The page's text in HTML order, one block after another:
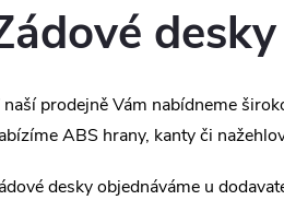
desky
naší prodejně Vám nabídneme
ABS hrany, kanty či
desky objednáváme u